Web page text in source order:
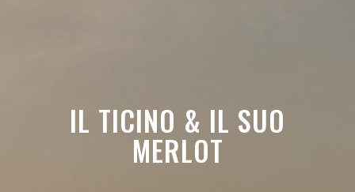
IL TICINO & IL SUO
MERLOT